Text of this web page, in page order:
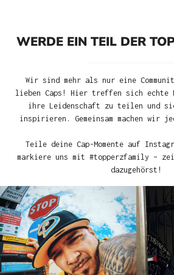
WERDE EIN TEIL DER
Wir sind mehr als nur eine
lieben Caps! Hier treffen sich echte
ihre Leidenschaft zu teilen und
inspirieren. Gemeinsam machen wir
Teile deine Cap-Momente auf
markiere uns mit #topperzfamily –
dazugehörst!